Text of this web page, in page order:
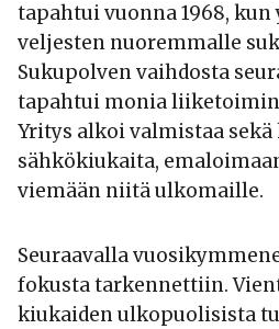
tapahtui vuonna 1968,
veljesten nuoremmalle
Sukupolven vaihdosta
tapahtui monia
Yritys alkoi valmistaa
sähkökiukaita,
viemään niitä ulkomaille.
Seuraavalla
fokusta tarkennettiin.
kiukaiden ulkopuolisista